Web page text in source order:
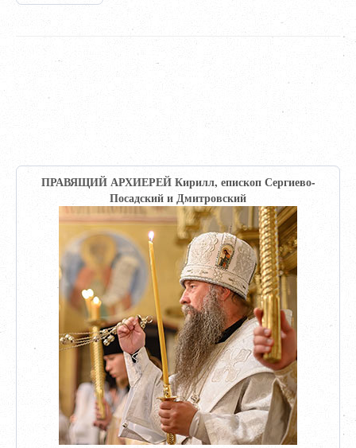
ПРАВЯЩИЙ АРХИЕРЕЙ Кирилл, епископ Сергиево-
Посадский и Дмитровский